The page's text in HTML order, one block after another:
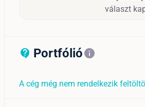
választ
contact_support_outline
Portfólióinfo
A cég még nem rendelkezik